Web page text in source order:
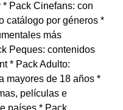
Pack Cinefans: con
catálogo por géneros *
más
Peques: contenidos
* Pack Adulto:
mayores de 18 años *
películas e
países * Pack